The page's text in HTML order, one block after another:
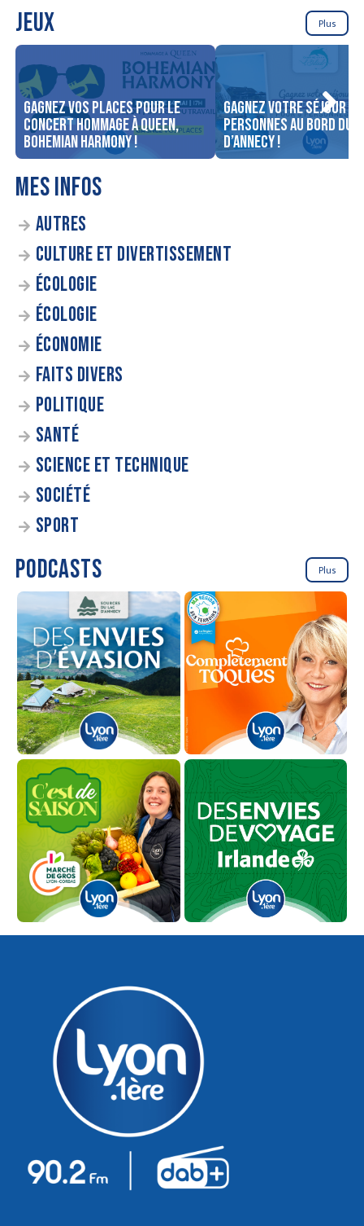
JEUX Plus
Gagnez vos places pour le
concert Hommage à Queen,
Bohemian Harmony !
Gagnez votre séjour
personnes au bord du
d’Annecy !
MES INFOS
AUTRES
CULTURE ET DIVERTISSEMENT
ÉCOLOGIE
ÉCOLOGIE
ÉCONOMIE
FAITS DIVERS
POLITIQUE
SANTÉ
SCIENCE ET TECHNIQUE
SOCIÉTÉ
SPORT
PODCASTS Plus